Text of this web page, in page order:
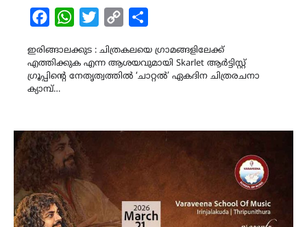
FacebookWhatsAppTwitterCopy
ഇരിങ്ങാലക്കുട : ചിത്രകലയെ ഗ്രാമങ്ങളിലേക്ക്
എത്തിക്കുക എന്ന ആശയവുമായി Skarlet ആർട്ടിസ്റ്റ്
ഗ്രൂപ്പിന്‍റെ നേതൃത്വത്തിൽ ‘ചാറ്റൽ’ ഏകദിന ചിത്രരചനാ
ക്യാമ്പ്…